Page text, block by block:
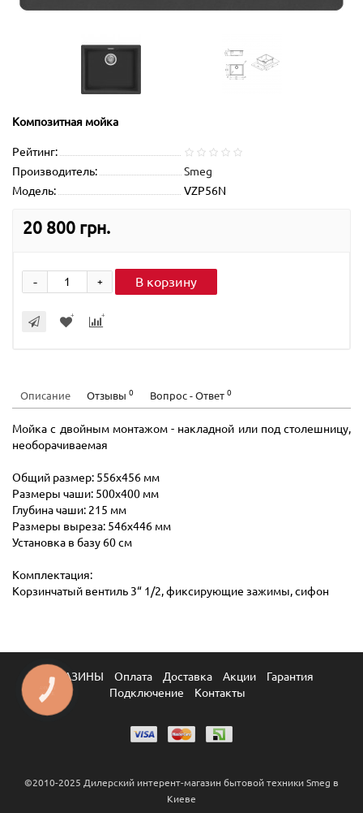
Композитная мойка
Рейтинг:
Производитель:
Smeg
Модель:
VZP56N
20 800 грн.
+
- В корзину
Описание Отзывы 0 Вопрос - Ответ 0
Мойка с двойным монтажом - накладной или под столешницу,
необорачиваемая
Общий размер: 556х456 мм
Размеры чаши: 500х400 мм
Глубина чаши: 215 мм
Размеры выреза: 546х446 мм
Установка в базу 60 см
Комплектация:
Корзинчатый вентиль 3“ 1/2, фиксирующие зажимы, сифон
МАГАЗИНЫ Оплата Доставка Акции
Гарантия
Подключение
Контакты
©2010-2025 Дилерский интерент-магазин бытовой техники Smeg в
Киеве
КНОПКА
ЗВ'ЯЗКУ